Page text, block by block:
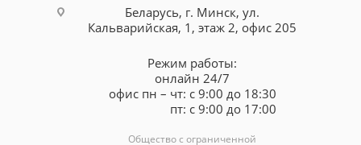
Беларусь, г. Минск, ул.
Кальварийская, 1, этаж 2, офис 205
Режим работы:
онлайн 24/7
офис пн – чт: с 9:00 до 18:30
пт: с 9:00 до 17:00
Общество с ограниченной